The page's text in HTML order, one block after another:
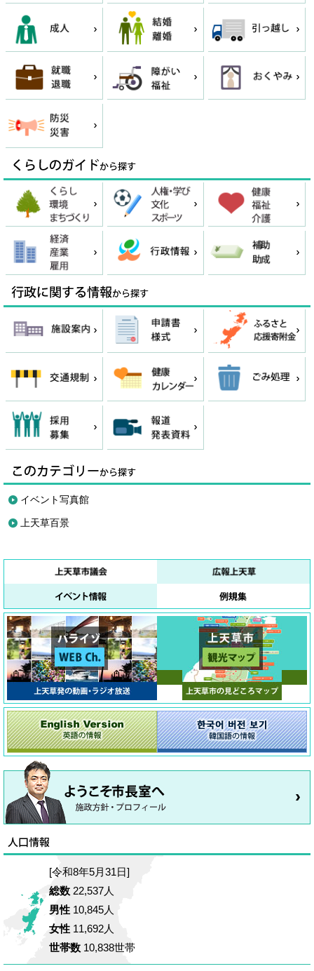
イベント写真館
上天草百景
[令和8年5月31日]
総数 22,537人
男性 10,845人
女性 11,692人
世帯数 10,838世帯